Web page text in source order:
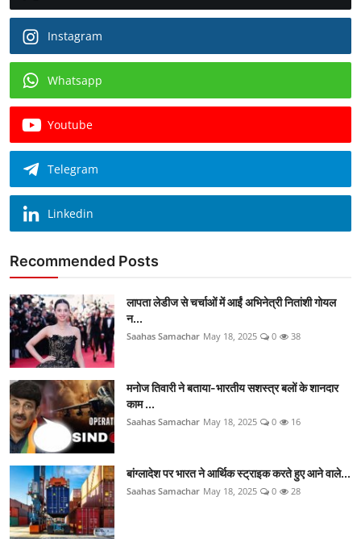
Instagram
Whatsapp
Youtube
Telegram
Linkedin
Recommended Posts
लापता लेडीज से चर्चाओं में आईं अभिनेत्री नितांशी गोयल
न...
Saahas Samachar May 18, 2025 0 38
मनोज तिवारी ने बताया-भारतीय सशस्त्र बलों के शानदार
काम ...
Saahas Samachar May 18, 2025 0 16
बांग्लादेश पर भारत ने आर्थिक स्ट्राइक करते हुए आने वाले...
Saahas Samachar May 18, 2025 0 28